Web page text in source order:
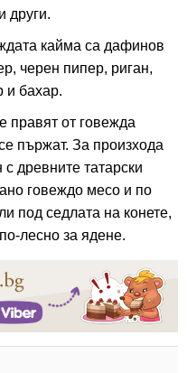
други.
кайма са дафинов
черен пипер, риган,
и бахар.
правят от говежда
пържат. За произхода
древните татарски
говеждо месо и по
под седлата на конете,
лесно за ядене.